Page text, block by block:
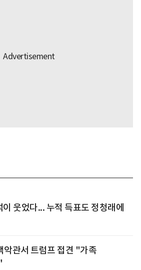
웃었다... 누적 득표도 정청래에
악관서 트럼프 접견 "가족